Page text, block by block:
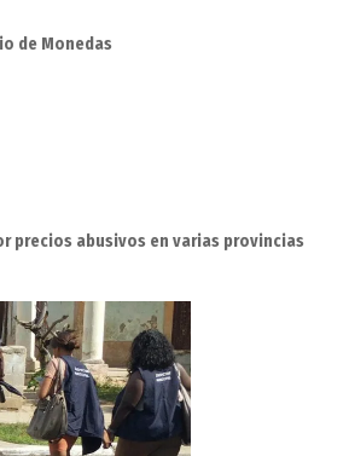
de Monedas
precios abusivos en varias provincias